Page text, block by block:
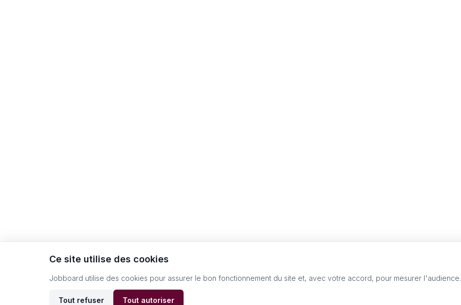
Ce site utilise des cookies
Jobboard utilise des cookies pour assurer le bon fonctionnement du site et, avec votre accord, pour mesurer l'audience.
Tout refuser Tout autoriser